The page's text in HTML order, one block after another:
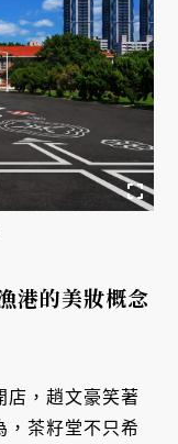
港的美妝概念
店，趙文豪笑著
，茶籽堂不只希